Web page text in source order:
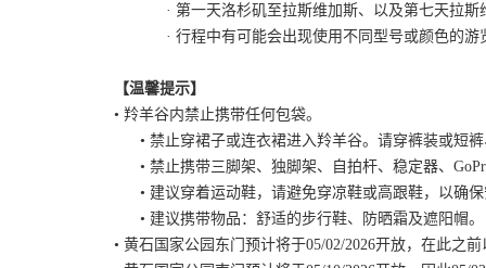
· 第一天洛杉矶至拉斯维加斯、以及第七天拉
· 行程中有可能会出现使用不同型号或颜色的
【温馨提示】
• 羚羊谷内禁止携带任何包袋。
• 禁止穿裙子或连衣裙进入羚羊谷。请穿裤装或短
• 禁止携带三脚架、独脚架、自拍杆、稳定器、
• 建议穿着运动鞋，请避免穿凉鞋或高跟鞋，以确
• 建议携带物品：舒适的步行鞋、防晒霜及遮阳帽。
• 黄石国家公园东门预计将于05/02/2026开放，在此之